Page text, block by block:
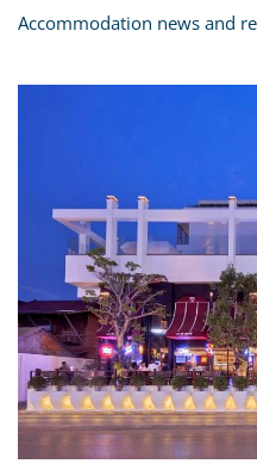
Accommodation news and